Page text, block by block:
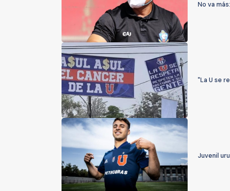
No va
"La U se
Juvenil